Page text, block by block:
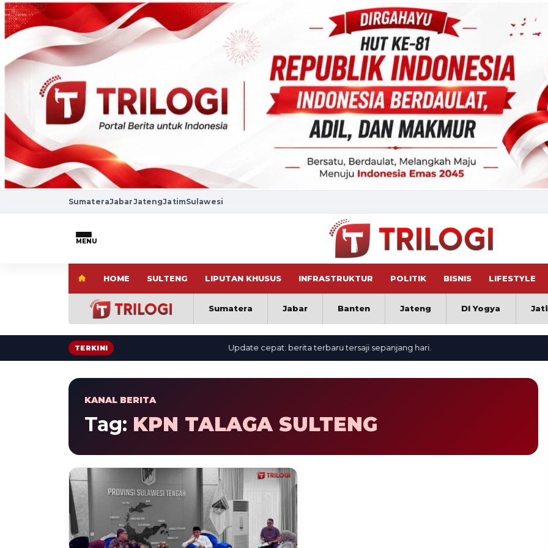
SumateraJabarJatengJatimSulawesi
MENU
HOME SULTENG LIPUTAN KHUSUS INFRASTRUKTUR POLITIK BISNIS LIFESTYLE
Sumatera Jabar Banten Jateng DI Yogya
TERKINI Update cepat: berita terbaru tersaji sepanjang hari.
KANAL BERITA
Tag: KPN TALAGA SULTENG